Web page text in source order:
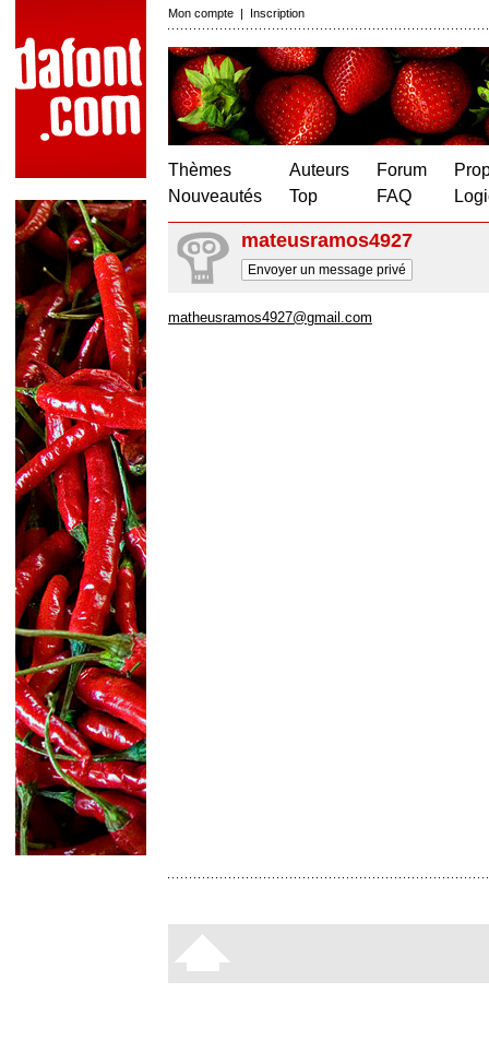
Mon compte | Inscription
Thèmes
Nouveautés
Auteurs
Top
Forum
FAQ
mateusramos4927
Envoyer un message privé
matheusramos4927@gmail.com